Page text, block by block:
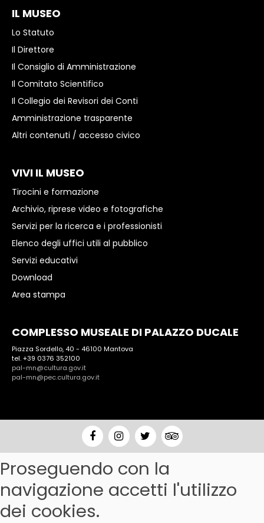
IL MUSEO
Lo Statuto
Il Direttore
Il Consiglio di Amministrazione
Il Comitato Scientifico
Il Collegio dei Revisori dei Conti
Amministrazione trasparente
Altri contenuti / accesso civico
VIVI IL MUSEO
Tirocini e formazione
Archivio, riprese video e fotografiche
Servizi per la ricerca e i professionisti
Elenco degli uffici utili al pubblico
Servizi educativi
Download
Area stampa
COMPLESSO MUSEALE DI PALAZZO DUCALE
Piazza Sordello, 40 - 46100 Mantova
tel. +39 0376 352100
pal-mn@cultura.gov.it
pal-mn@pec.cultura.gov.it
Proseguendo con la
navigazione accetti l'utilizzo
dei cookies.